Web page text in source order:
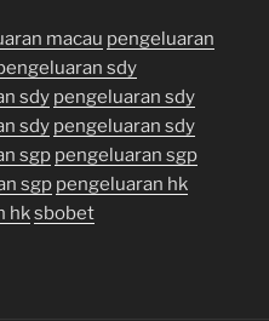
macau pengeluaran
sdy
sdy pengeluaran sdy
sdy pengeluaran sdy
sgp pengeluaran sgp
sgp pengeluaran hk
hksbobet